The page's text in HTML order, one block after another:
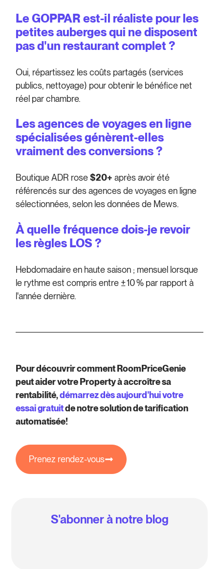
Le GOPPAR est-il réaliste pour les
petites auberges qui ne disposent
pas d'un restaurant complet ?
Oui, répartissez les coûts partagés (services
publics, nettoyage) pour obtenir le bénéfice net
réel par chambre.
Les agences de voyages en ligne
spécialisées génèrent-elles
vraiment des conversions ?
Boutique ADR rose$20+ après avoir été
référencés sur des agences de voyages en ligne
sélectionnées, selon les données de Mews.
À quelle fréquence dois-je revoir
les règles LOS ?
Hebdomadaire en haute saison ; mensuel lorsque
le rythme est compris entre ± 10 % par rapport à
l'année dernière.
Pour découvrir comment RoomPriceGenie
peut aider votre Property à accroître sa
rentabilité,démarrez dès aujourd'hui votre
essai gratuitde notre solution de tarification
automatisée!
Prenez rendez-vous
S'abonner à notre blog